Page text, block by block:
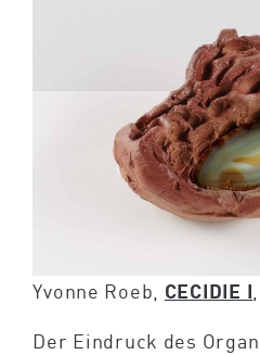
Yvonne Roeb, CECIDIE I
Der Eindruck des